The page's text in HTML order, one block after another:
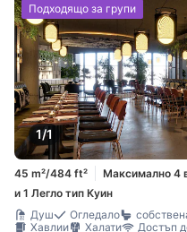
1/1
Подходящо за групи
45 m²/484 ft² Максимално 4
и 1 Легло тип Куин
Душ
Огледало
Хавлии
Халати Достъп